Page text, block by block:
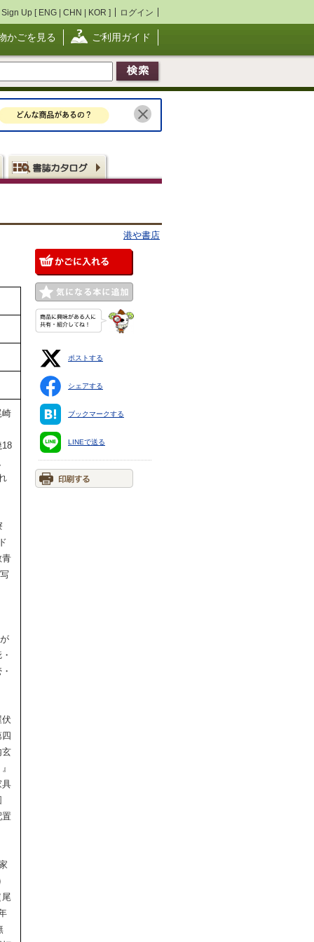
Sign Up [ ENG | CHN | KOR ] ログイン
かごを見る ご利用ガイド
港や書店
崎
18
青
玄
具
置
尾
ポストする
シェアする
ブックマークする
LINEで送る